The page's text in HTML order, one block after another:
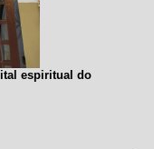
espiritual do